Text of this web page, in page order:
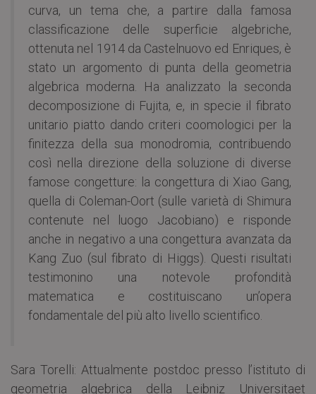
curva, un tema che, a partire dalla famosa
classificazione delle superficie algebriche,
ottenuta nel 1914 da Castelnuovo ed Enriques, è
stato un argomento di punta della geometria
algebrica moderna. Ha analizzato la seconda
decomposizione di Fujita, e, in specie il fibrato
unitario piatto dando criteri coomologici per la
finitezza della sua monodromia, contribuendo
così nella direzione della soluzione di diverse
famose congetture: la congettura di Xiao Gang,
quella di Coleman-Oort (sulle varietà di Shimura
contenute nel luogo Jacobiano) e risponde
anche in negativo a una congettura avanzata da
Kang Zuo (sul fibrato di Higgs). Questi risultati
testimonino una notevole profondità
matematica e costituiscano un’opera
fondamentale del più alto livello scientifico.
Sara Torelli: Attualmente postdoc presso l’istituto di
geometria algebrica della Leibniz Universitaet